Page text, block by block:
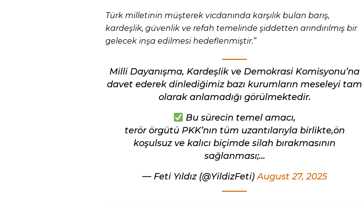
Türk milletinin müşterek vicdanında karşılık bulan barış,
kardeşlik, güvenlik ve refah temelinde şiddetten arındırılmış bir
gelecek inşa edilmesi hedeflenmiştir.”
Milli Dayanışma, Kardeşlik ve Demokrasi Komisyonu’na
davet ederek dinlediğimiz bazı kurumların meseleyi tam
olarak anlamadığı görülmektedir.
Bu sürecin temel amacı,
terör örgütü PKK’nın tüm uzantılarıyla birlikte,ön
koşulsuz ve kalıcı biçimde silah bırakmasının
sağlanması;…
— Feti Yıldız (@YildizFeti)August 27, 2025